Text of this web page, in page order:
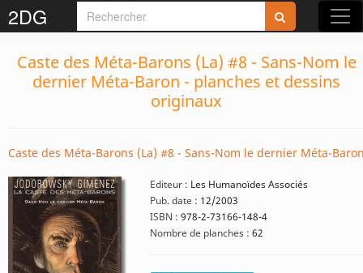
2DG
Caste des Méta-Barons (La) #8 - Sans-Nom le
dernier Méta-Baron - planches et dessins
originaux
Caste des Méta-Barons (La) #8 - Sans-Nom le dernier Méta-
Editeur : Les Humanoïdes Associés
Pub. date : 12/2003
ISBN : 978-2-73166-148-4
Nombre de planches : 62